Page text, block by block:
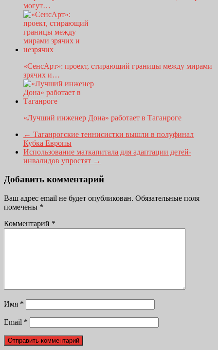
могут…
«СенсАрт»: проект, стирающий границы между мирами
зрячих и…
«Лучший инженер Дона» работает в Таганроге
← Таганрогские теннисистки вышли в полуфинал
Кубка Европы
Использование маткапитала для адаптации детей-
инвалидов упростят →
Добавить комментарий
Ваш адрес email не будет опубликован. Обязательные поля
помечены *
Комментарий *
Имя *
Email *